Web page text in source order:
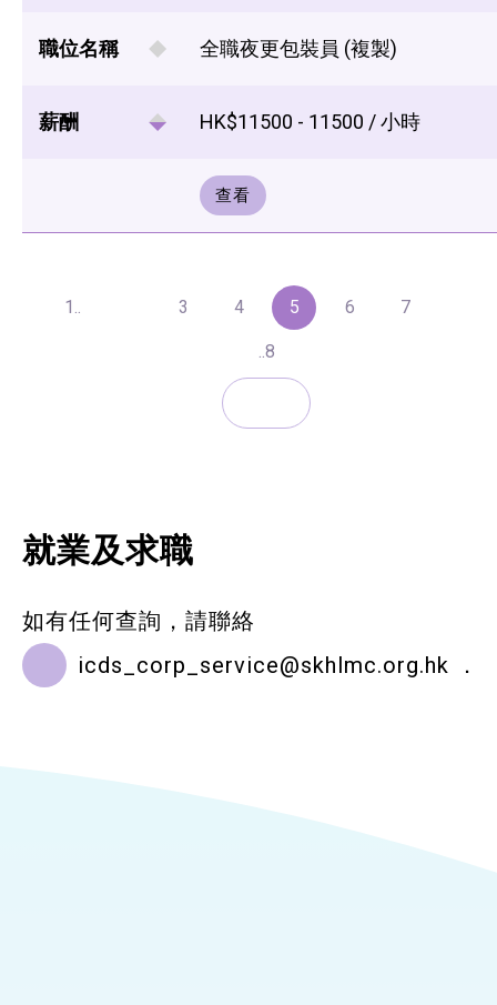
職位名稱 全職夜更包裝員 (複製)
薪酬 HK$11500 - 11500 / 小時
查看
1.. 3 4 5 6 7
..8
就業及求職
如有任何查詢，請聯絡
icds_corp_service@skhlmc.org.hk ．